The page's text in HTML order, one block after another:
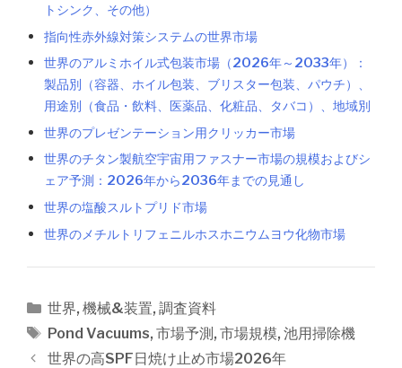
トシンク、その他）
指向性赤外線対策システムの世界市場
世界のアルミホイル式包装市場（2026年～2033年）：
製品別（容器、ホイル包装、ブリスター包装、パウチ）、
用途別（食品・飲料、医薬品、化粧品、タバコ）、地域別
世界のプレゼンテーション用クリッカー市場
世界のチタン製航空宇宙用ファスナー市場の規模およびシ
ェア予測：2026年から2036年までの見通し
世界の塩酸スルトプリド市場
世界のメチルトリフェニルホスホニウムヨウ化物市場
カ
テ
ゴ
世界, 機械&装置, 調査資料
タ
グ
Pond Vacuums, 市場予測 , 市場規模, 池用掃除機
投
世界の高SPF日焼け止め市場2026年